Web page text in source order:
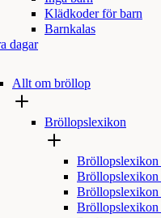
Klädkoder för barn
Barnkalas
dagar
Allt om bröllop
Bröllopslexikon
Bröllopslexikon
Bröllopslexikon
Bröllopslexikon